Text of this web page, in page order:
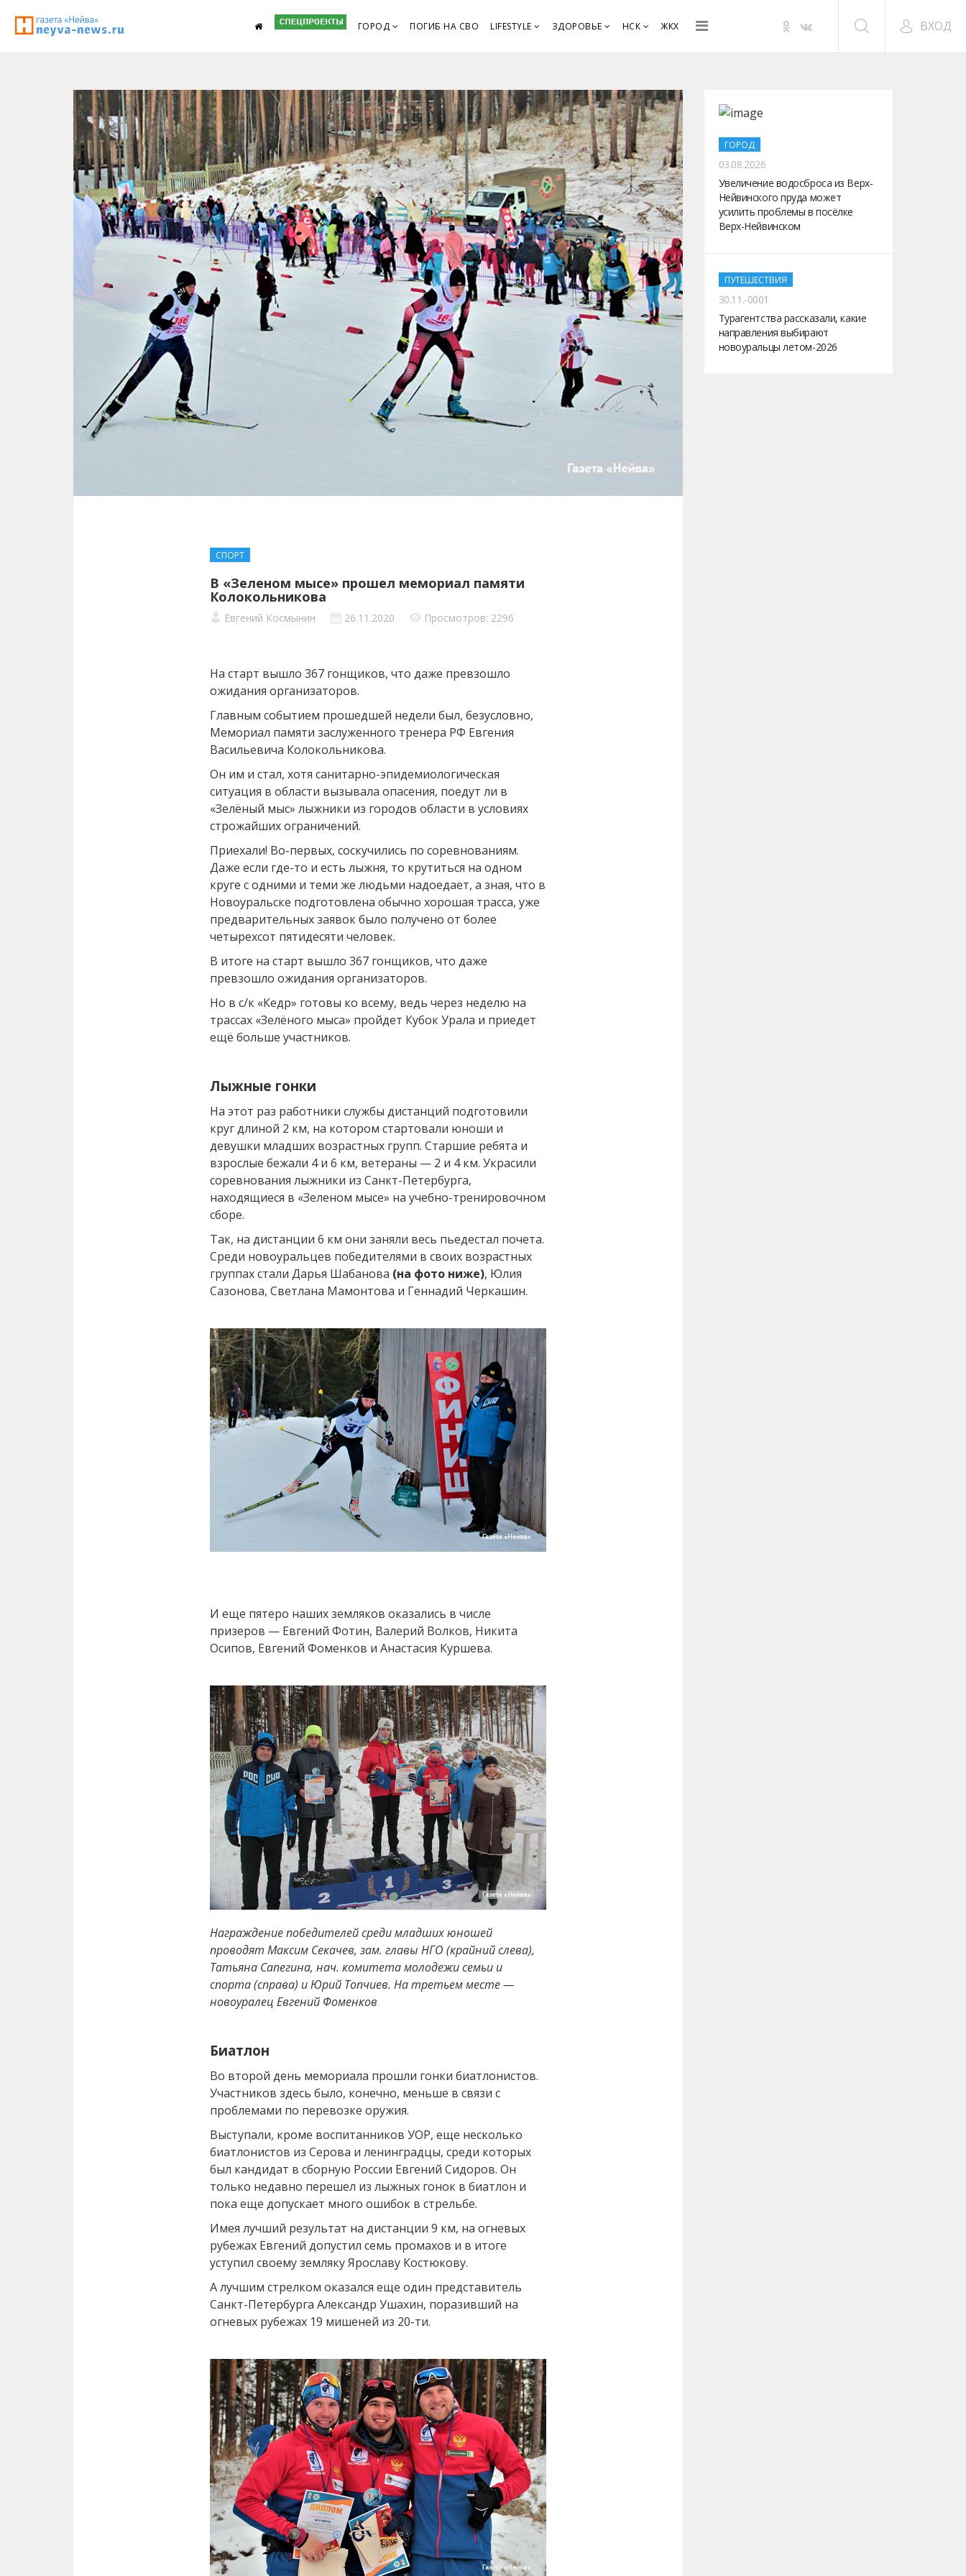
ГОРОД ПОГИБ НА СВО LIFESTYLE ЗДОРОВЬЕ НСК ЖКХ ВХОД
СПОРТ
В «Зеленом мысе» прошел мемориал памяти
Колокольникова
Евгений Космынин 26.11.2020 Просмотров: 2296
На старт вышло 367 гонщиков, что даже превзошло
ожидания организаторов.
Главным событием прошедшей недели был, безусловно,
Мемориал памяти заслуженного тренера РФ Евгения
Васильевича Колокольникова.
Он им и стал, хотя санитарно-эпидемиологическая
ситуация в области вызывала опасения, поедут ли в
«Зелёный мыс» лыжники из городов области в условиях
строжайших ограничений.
Приехали! Во-первых, соскучились по соревнованиям.
Даже если где-то и есть лыжня, то крутиться на одном
круге с одними и теми же людьми надоедает, а зная, что в
Новоуральске подготовлена обычно хорошая трасса, уже
предварительных заявок было получено от более
четырехсот пятидесяти человек.
В итоге на старт вышло 367 гонщиков, что даже
превзошло ожидания организаторов.
Но в с/к «Кедр» готовы ко всему, ведь через неделю на
трассах «Зелёного мыса» пройдет Кубок Урала и приедет
ещё больше участников.
Лыжные гонки
На этот раз работники службы дистанций подготовили
круг длиной 2 км, на котором стартовали юноши и
девушки младших возрастных групп. Старшие ребята и
взрослые бежали 4 и 6 км, ветераны — 2 и 4 км. Украсили
соревнования лыжники из Санкт-Петербурга,
находящиеся в «Зеленом мысе» на учебно-тренировочном
сборе.
Так, на дистанции 6 км они заняли весь пьедестал почета.
Среди новоуральцев победителями в своих возрастных
группах стали Дарья Шабанова (на фото ниже), Юлия
Сазонова, Светлана Мамонтова и Геннадий Черкашин.
И еще пятеро наших земляков оказались в числе
призеров — Евгений Фотин, Валерий Волков, Никита
Осипов, Евгений Фоменков и Анастасия Куршева.
Награждение победителей среди младших юношей
проводят Максим Секачев, зам. главы НГО (крайний слева),
Татьяна Сапегина, нач. комитета молодежи семьи и
спорта (справа) и Юрий Топчиев. На третьем месте —
новоуралец Евгений Фоменков
Биатлон
Во второй день мемориала прошли гонки биатлонистов.
Участников здесь было, конечно, меньше в связи с
проблемами по перевозке оружия.
Выступали, кроме воспитанников УОР, еще несколько
биатлонистов из Серова и ленинградцы, среди которых
был кандидат в сборную России Евгений Сидоров. Он
только недавно перешел из лыжных гонок в биатлон и
пока еще допускает много ошибок в стрельбе.
Имея лучший результат на дистанции 9 км, на огневых
рубежах Евгений допустил семь промахов и в итоге
уступил своему земляку Ярославу Костюкову.
А лучшим стрелком оказался еще один представитель
Санкт-Петербурга Александр Ушахин, поразивший на
огневых рубежах 19 мишеней из 20-ти.
ГОРОД
03.08.2026
Увеличение водосброса из Верх-
Нейвинского пруда может
усилить проблемы в посёлке
Верх-Нейвинском
ПУТЕШЕСТВИЯ
30.11.-0001
Турагентства рассказали, какие
направления выбирают
новоуральцы летом-2026